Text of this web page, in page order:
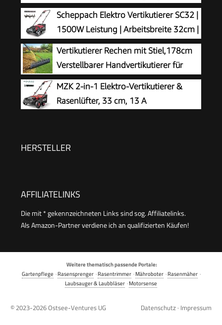
Unkraut und Rasenfilz, 32 cm Arbeitsbreite, mit
robusten Rädern und Hubachse zum leichteren
Arbeiten (3395-88)
Scheppach Elektro Vertikutierer SC32 |
1500W Leistung | Arbeitsbreite 32cm |
Fangkorb 30 L | 4-fache
Höhenverstellung/bis 4mm | Vertikutierwalze
(16 Messer) und Lüfterwalze (36 Krallen)
Vertikutierer Rechen mit Stiel,178cm
Verstellbarer Handvertikutierer für
Rasenpflege, Boden Lockern im Garten
und Hof, 38cm breiter Schneidrechen zur
Entfernung von Rasenfilz, Moos und Totem Gras
MZK 2-in-1 Elektro-Vertikutierer &
Rasenlüfter, 33 cm, 13 A
HERSTELLER
AFFILIATELINKS
Die mit * gekennzeichneten Links sind sog. Affiliatelinks.
Als Amazon-Partner verdiene ich an qualifizierten Käufen!
Weitere thematisch passende Portale:
Gartenpflege ·Rasensprenger·Rasentrimmer·Mähroboter·Rasenmäher·
Laubsauger & Laubbläser ·Motorsense
© 2023-2026Ostsee-Ventures UG Datenschutz · Impressum